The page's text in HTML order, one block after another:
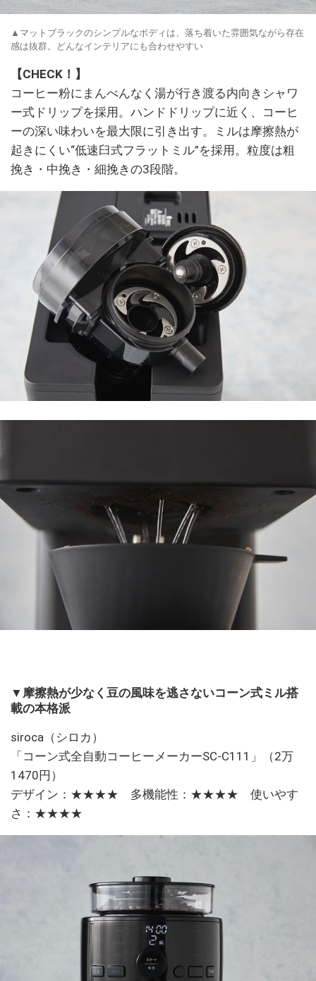
▲マットブラックのシンプルなボディは、落ち着いた雰囲気ながら存在
感は抜群。どんなインテリアにも合わせやすい
【CHECK！】
コーヒー粉にまんべんなく湯が行き渡る内向きシャワ
ー式ドリップを採用。ハンドドリップに近く、コーヒ
ーの深い味わいを最大限に引き出す。ミルは摩擦熱が
起きにくい“低速臼式フラットミル”を採用。粒度は粗
挽き・中挽き・細挽きの3段階。
▼摩擦熱が少なく豆の風味を逃さないコーン式ミル搭
載の本格派
siroca（シロカ）
「コーン式全自動コーヒーメーカーSC-C111」（2万
1470円）
デザイン：★★★★ 多機能性：★★★★ 使いやす
さ：★★★★